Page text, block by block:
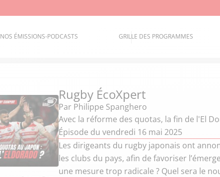
NOS ÉMISSIONS-PODCASTS GRILLE DES PROGRAMMES
Rugby ÉcoXpert
Par Philippe Spanghero
Avec la réforme des quotas, la fin de l'El
Épisode du vendredi 16 mai 2025
Les dirigeants du rugby japonais ont
les clubs du pays, afin de favoriser
une mesure trop radicale ? Quel sera le